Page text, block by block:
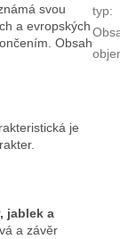
svou
a evropských
Obsah
je
jablek a
a závěr
typ: